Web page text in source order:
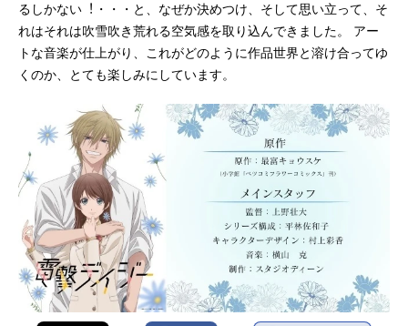
るしかない︕・・・と、なぜか決めつけ、そして思い立って、そ
れはそれは吹雪吹き荒れる空気感を取り込んできました。 アー
トな音楽が仕上がり、これがどのように作品世界と溶け合ってゆ
くのか、とても楽しみにしています。